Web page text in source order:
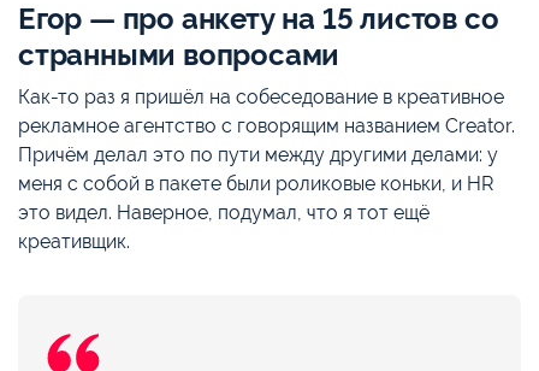
Егор — про анкету на 15 листов со
странными вопросами
Как-то раз я пришёл на собеседование в креативное
рекламное агентство с говорящим названием Creator.
Причём делал это по пути между другими делами: у
меня с собой в пакете были роликовые коньки, и HR
это видел. Наверное, подумал, что я тот ещё
креативщик.